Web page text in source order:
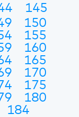
145
150
155
160
165
170
175
180
184